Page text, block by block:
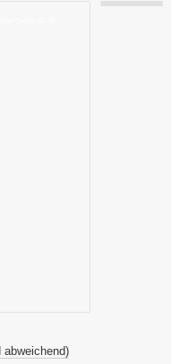
abweichend)